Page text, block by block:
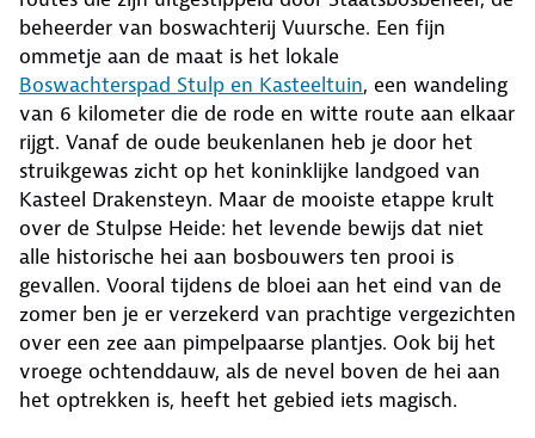
beheerder van boswachterij Vuursche. Een fijn
ommetje aan de maat is het lokale
Boswachterspad Stulp en Kasteeltuin, een wandeling
van 6 kilometer die de rode en witte route aan elkaar
rijgt. Vanaf de oude beukenlanen heb je door het
struikgewas zicht op het koninklijke landgoed van
Kasteel Drakensteyn. Maar de mooiste etappe krult
over de Stulpse Heide: het levende bewijs dat niet
alle historische hei aan bosbouwers ten prooi is
gevallen. Vooral tijdens de bloei aan het eind van de
zomer ben je er verzekerd van prachtige vergezichten
over een zee aan pimpelpaarse plantjes. Ook bij het
vroege ochtenddauw, als de nevel boven de hei aan
het optrekken is, heeft het gebied iets magisch.